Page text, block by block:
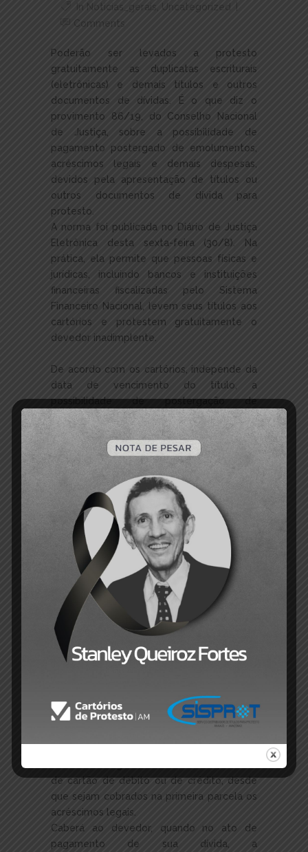
In Noticias_gerais
Uncategorized
Comments
Poderão ser levados a protesto
gratuitamente as duplicatas escriturais
(eletrônicas) e demais títulos e outros
documentos de dívidas. É o que diz o
provimento 86/19, do Conselho Nacional
de Justiça, sobre a possibilidade de
pagamento postergado de emolumentos,
acréscimos legais e demais despesas,
devidos pela apresentação de títulos ou
outros documentos de dívida para
protesto.
A norma foi publicada no Diário de Justiça
Eletrônica desta sexta-feira (30/8). Na
prática, ela permite que pessoas físicas e
jurídicas, incluindo bancos e instituições
financeiras fiscalizadas pelo Sistema
Financeiro Nacional, levem seus títulos aos
cartórios e protestem gratuitamente o
devedor inadimplente.
De acordo com os cartórios, independe da
data de vencimento do título, a
possibilidade de postergação de
emolumentos e demais despesas devidos
pelo protesto de títulos e documentos de
dívida provenientes de entidade vinculada
ao sistema financeiro nacional.
Bem como aos credores ou apresentantes
de decisões judiciais transitadas em julgado
oriundas da Justiça Estadual, da Justiça
Federal ou da Justiça do Trabalho e à União
Federal, aos Estados, ao Distrito Federal,
aos Municípios e às suas respectivas
Autarquias e Fundações Públicas no que
concerne às suas certidões da dívida ativa.
Já as demais pessoas jurídicas ou pessoas
físicas só terão direito a postergação de
emolumentos desde que o prazo de
vencimento de seu título ou documento de
Parcelamento
O texto também prevê que os cartórios de
de cartão de débito ou de crédito, desde
que sejam cobrados na primeira parcela os
acréscimos legais.
Caberá ao devedor, quando no ato de
pagamento de sua dívida, a